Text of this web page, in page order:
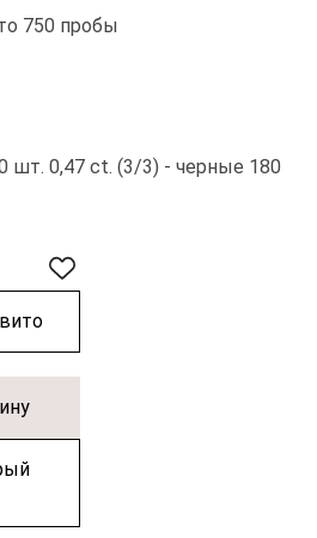
750 пробы
шт. 0,47 ct. (3/3) - черные 180